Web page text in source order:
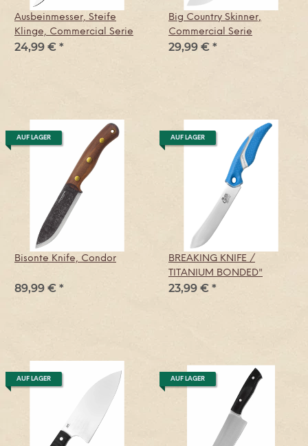
Ausbeinmesser, Steife
Klinge, Commercial Serie
24,99 € *
Big Country Skinner,
Commercial Serie
29,99 € *
AUF LAGER
Bisonte Knife, Condor
89,99 € *
AUF LAGER
BREAKING KNIFE /
TITANIUM BONDED"
23,99 € *
AUF LAGER AUF LAGER